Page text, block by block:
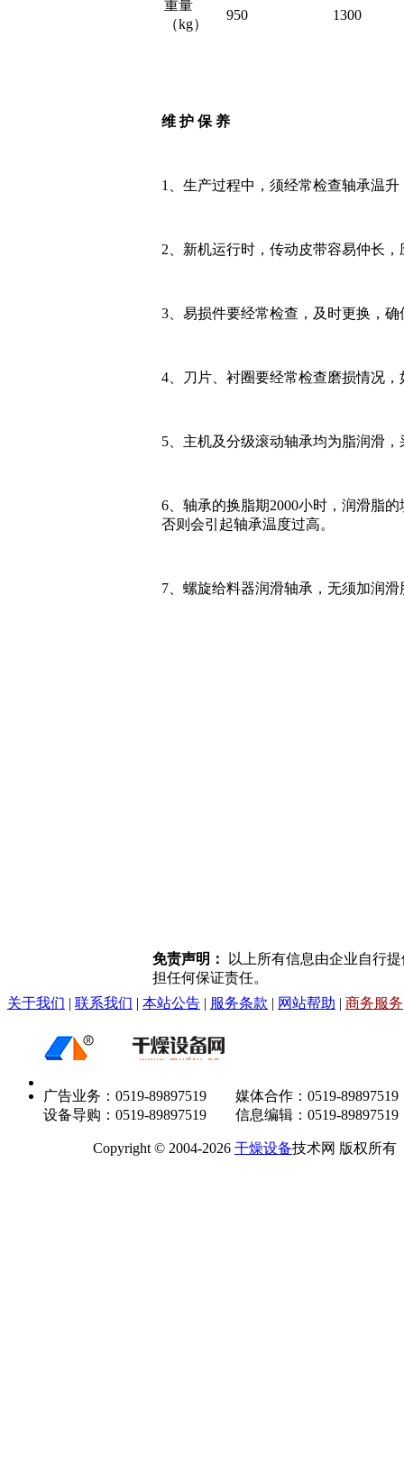
重量
（kg）
950 1300
维 护 保 养
1、生产过程中，须经常检查轴承温
2、新机运行时，传动皮带容易仲长
3、易损件要经常检查，及时更换，确
4、刀片、衬圈要经常检查磨损情况
5、主机及分级滚动轴承均为脂润滑，
6、轴承的换脂期2000小时，润滑脂
否则会引起轴承温度过高。
7、螺旋给料器润滑轴承，无须加润
免责声明：
以上所有信息由企业自行
担任何保证责任。
关于我们 | 联系我们 | 本站公告 | 服务条款 | 网站帮助 | 商务服务
广告业务：0519-89897519 媒体合作：0519-89897519
设备导购：0519-89897519 信息编辑：0519-89897519
Copyright © 2004-2026 干燥设备技术网 版权所有